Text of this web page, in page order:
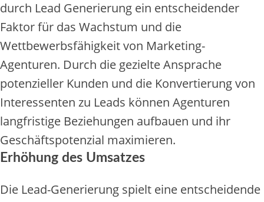
durch Lead Generierung ein entscheidender
Faktor für das Wachstum und die
Wettbewerbsfähigkeit von Marketing-
Agenturen. Durch die gezielte Ansprache
potenzieller Kunden und die Konvertierung von
Interessenten zu Leads können Agenturen
langfristige Beziehungen aufbauen und ihr
Geschäftspotenzial maximieren.
Erhöhung des Umsatzes
Die Lead-Generierung spielt eine entscheidende